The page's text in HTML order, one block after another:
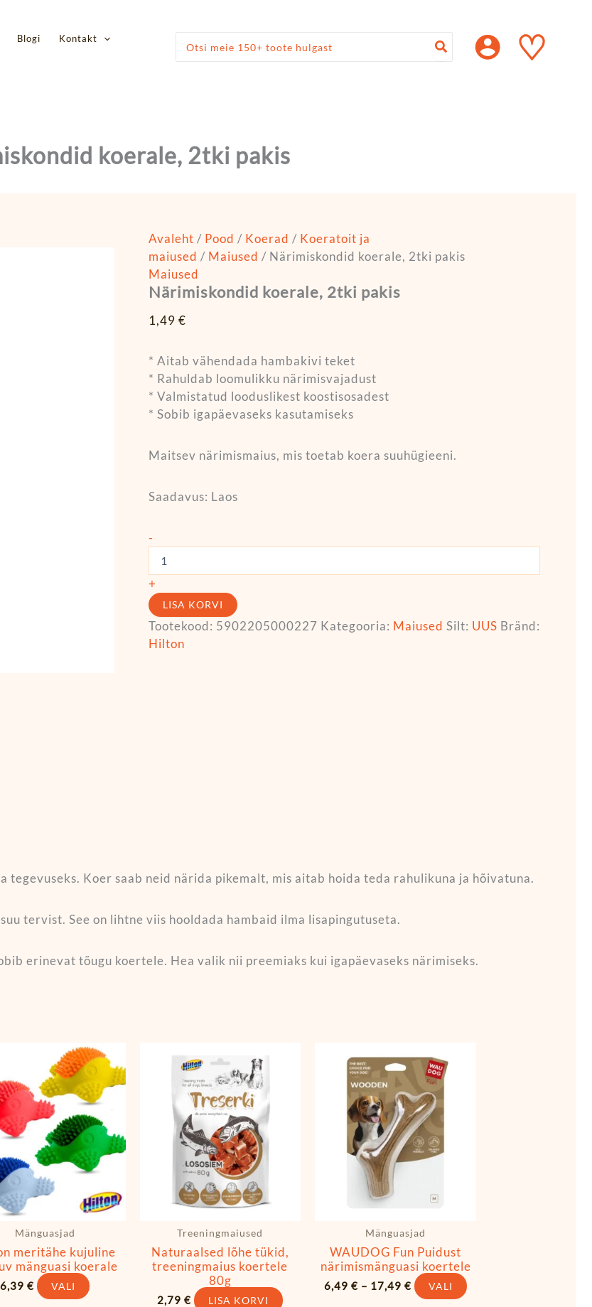
Blogi
Kontakt
♡
koerale, 2tki pakis
Avaleht / Pood / Koerad / Koeratoit ja
maiused / Maiused / Närimiskondid koerale, 2tki pakis
Maiused
Närimiskondid koerale, 2tki pakis
1,49 €
* Aitab vähendada hambakivi teket
* Rahuldab loomulikku närimisvajadust
* Valmistatud looduslikest koostisosadest
* Sobib igapäevaseks kasutamiseks
Maitsev närimismaius, mis toetab koera suuhügieeni.
Saadavus: Laos
-
kogus
+
LISA KORVI
Tootekood: 5902205000227 Kategooria: Maiused Silt: UUS Bränd:
Hilton
tegevuseks. Koer saab neid närida pikemalt, mis aitab hoida teda rahulikuna ja hõivatuna.
tervist. See on lihtne viis hooldada hambaid ilma lisapingutuseta.
erinevat tõugu koertele. Hea valik nii preemiaks kui igapäevaseks närimiseks.
Mänguasjad
meritähe kujuline
mänguasi koerale
6,39€ VALI
Sellel
tootel
on
mitu
varianti.
Valikuid
saab
teha
tootelehel.
Treeningmaiused
Naturaalsed lõhe tükid,
treeningmaius koertele
80g
2,79€ LISA KORVI
Mänguasjad
WAUDOG Fun Puidust
närimismänguasi koertele
6,49€ – 17,49€
6,49 €
kuni
17,49 €
VALI